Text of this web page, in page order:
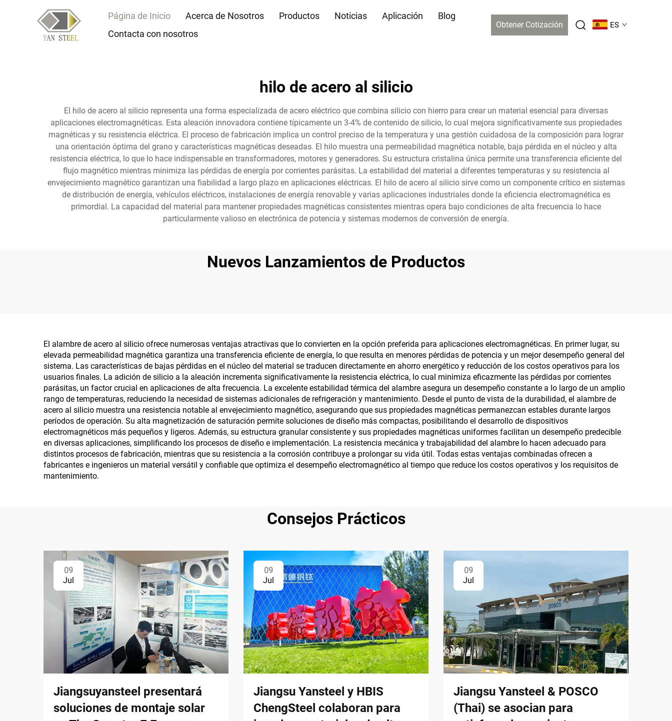
Página de Inicio Acerca de Nosotros Productos Noticias Aplicación
Blog
Contacta con nosotros
Obtener Cotización ES
hilo de acero al silicio
El hilo de acero al silicio representa una forma especializada de acero eléctrico que combina silicio con hierro para crear un material esencial para diversas
aplicaciones electromagnéticas. Esta aleación innovadora contiene típicamente un 3-4% de contenido de silicio, lo cual mejora significativamente sus propiedades
magnéticas y su resistencia eléctrica. El proceso de fabricación implica un control preciso de la temperatura y una gestión cuidadosa de la composición para lograr
una orientación óptima del grano y características magnéticas deseadas. El hilo muestra una permeabilidad magnética notable, baja pérdida en el núcleo y alta
resistencia eléctrica, lo que lo hace indispensable en transformadores, motores y generadores. Su estructura cristalina única permite una transferencia eficiente del
flujo magnético mientras minimiza las pérdidas de energía por corrientes parásitas. La estabilidad del material a diferentes temperaturas y su resistencia al
envejecimiento magnético garantizan una fiabilidad a largo plazo en aplicaciones eléctricas. El hilo de acero al silicio sirve como un componente crítico en sistemas
de distribución de energía, vehículos eléctricos, instalaciones de energía renovable y varias aplicaciones industriales donde la eficiencia electromagnética es
primordial. La capacidad del material para mantener propiedades magnéticas consistentes mientras opera bajo condiciones de alta frecuencia lo hace
particularmente valioso en electrónica de potencia y sistemas modernos de conversión de energía.
Nuevos Lanzamientos de Productos
El alambre de acero al silicio ofrece numerosas ventajas atractivas que lo convierten en la opción preferida para aplicaciones electromagnéticas. En primer lugar, su
elevada permeabilidad magnética garantiza una transferencia eficiente de energía, lo que resulta en menores pérdidas de potencia y un mejor desempeño general del
sistema. Las características de bajas pérdidas en el núcleo del material se traducen directamente en ahorro energético y reducción de los costos operativos para los
usuarios finales. La adición de silicio a la aleación incrementa significativamente la resistencia eléctrica, lo cual minimiza eficazmente las pérdidas por corrientes
parásitas, un factor crucial en aplicaciones de alta frecuencia. La excelente estabilidad térmica del alambre asegura un desempeño constante a lo largo de un amplio
rango de temperaturas, reduciendo la necesidad de sistemas adicionales de refrigeración y mantenimiento. Desde el punto de vista de la durabilidad, el alambre de
acero al silicio muestra una resistencia notable al envejecimiento magnético, asegurando que sus propiedades magnéticas permanezcan estables durante largos
períodos de operación. Su alta magnetización de saturación permite soluciones de diseño más compactas, posibilitando el desarrollo de dispositivos
electromagnéticos más pequeños y ligeros. Además, su estructura granular consistente y sus propiedades magnéticas uniformes facilitan un desempeño predecible
en diversas aplicaciones, simplificando los procesos de diseño e implementación. La resistencia mecánica y trabajabilidad del alambre lo hacen adecuado para
distintos procesos de fabricación, mientras que su resistencia a la corrosión contribuye a prolongar su vida útil. Todas estas ventajas combinadas ofrecen a
fabricantes e ingenieros un material versátil y confiable que optimiza el desempeño electromagnético al tiempo que reduce los costos operativos y los requisitos de
mantenimiento.
Consejos Prácticos
09
Jul
Jiangsuyansteel presentará
soluciones de montaje solar
09
Jul
Jiangsu Yansteel y HBIS
ChengSteel colaboran para
09
Jul
Jiangsu Yansteel & POSCO
(Thai) se asocian para